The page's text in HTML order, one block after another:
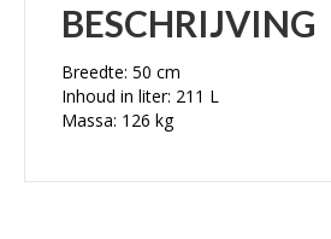
BESCHRIJVING
Breedte: 50 cm
Inhoud in liter: 211 L
Massa: 126 kg